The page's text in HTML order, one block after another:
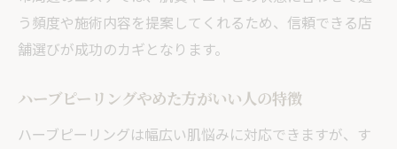
う頻度や施術内容を提案してくれるため、信頼できる店
舗選びが成功のカギとなります。
ハーブピーリングやめた方がいい人の特徴
ハーブピーリングは幅広い肌悩みに対応できますが、す